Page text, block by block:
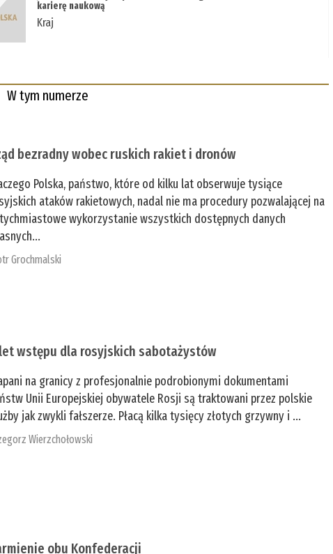
karierę naukową
Kraj
W tym numerze
bezradny wobec ruskich rakiet i dronów
Polska, państwo, które od kilku lat obserwuje tysiące
ataków rakietowych, nadal nie ma procedury pozwalającej na
wykorzystanie wszystkich dostępnych danych
Grochmalski
wstępu dla rosyjskich sabotażystów
na granicy z profesjonalnie podrobionymi dokumentami
Unii Europejskiej obywatele Rosji są traktowani przez polskie
jak zwykli fałszerze. Płacą kilka tysięcy złotych grzywny i ...
Wierzchołowski
obu Konfederacji